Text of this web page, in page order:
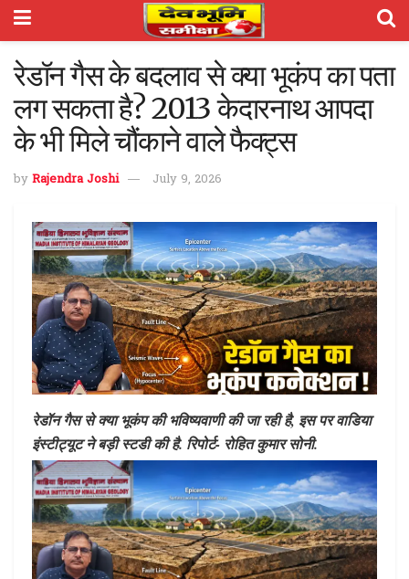
रेडॉन गैस के बदलाव से क्या भूकंप का पता
लग सकता है? 2013 केदारनाथ आपदा
के भी मिले चौंकाने वाले फैक्ट्स
by Rajendra Joshi July 9, 2026
रेडॉन गैस से क्या भूकंप की भविष्यवाणी की जा रही है, इस पर वाडिया
इंस्टीट्यूट ने बड़ी स्टडी की है. रिपोर्ट- रोहित कुमार सोनी.